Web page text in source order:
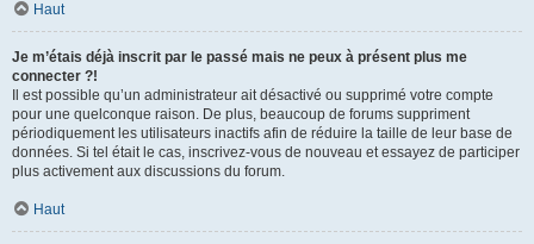
Haut
Je m’étais déjà inscrit par le passé mais ne peux à présent plus me
connecter ?!
Il est possible qu’un administrateur ait désactivé ou supprimé votre compte
pour une quelconque raison. De plus, beaucoup de forums suppriment
périodiquement les utilisateurs inactifs afin de réduire la taille de leur base de
données. Si tel était le cas, inscrivez-vous de nouveau et essayez de participer
plus activement aux discussions du forum.
Haut